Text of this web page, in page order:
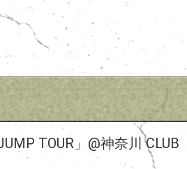
TOUR」@神奈川 CLUB